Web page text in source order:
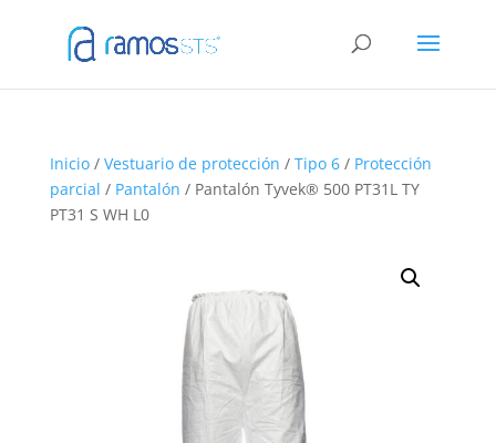
Inicio/ Vestuario de protección / Tipo 6/ Protección
parcial / Pantalón / Pantalón Tyvek® 500 PT31L TY
PT31 S WH L0